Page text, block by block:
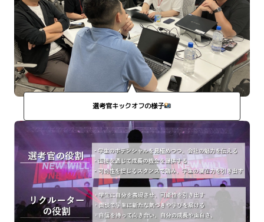
選考官キックオフの様子